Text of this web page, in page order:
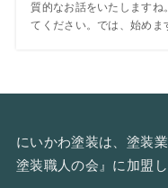
質的なお話をいたしますね
てください。では、始めま
にいかわ塗装は、塗装
塗装職人の会 』に加盟